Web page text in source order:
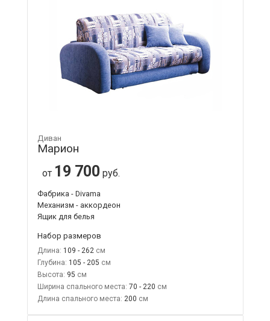
Диван
Марион
от 19 700 руб.
Фабрика - Divama
Механизм - аккордеон
Ящик для белья
Набор размеров
Длина: 109 - 262
Глубина: 105 - 205
Высота: 95
Ширина спального места: 70 - 220
Длина спального места: 200